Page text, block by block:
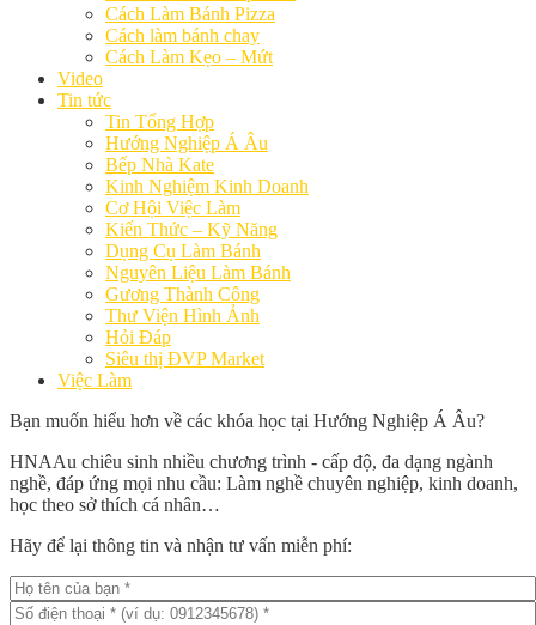
Cách Làm Bánh Pizza
Cách làm bánh chay
Cách Làm Kẹo – Mứt
Video
Tin tức
Tin Tổng Hợp
Hướng Nghiệp Á Âu
Bếp Nhà Kate
Kinh Nghiệm Kinh Doanh
Cơ Hội Việc Làm
Kiến Thức – Kỹ Năng
Dụng Cụ Làm Bánh
Nguyên Liệu Làm Bánh
Gương Thành Công
Thư Viện Hình Ảnh
Hỏi Đáp
Siêu thị ĐVP Market
Việc Làm
Bạn muốn hiểu hơn về các khóa học tại Hướng Nghiệp Á Âu?
HNAAu chiêu sinh nhiều chương trình - cấp độ, đa dạng ngành
nghề, đáp ứng mọi nhu cầu: Làm nghề chuyên nghiệp, kinh doanh,
học theo sở thích cá nhân…
Hãy để lại thông tin và nhận tư vấn miễn phí: